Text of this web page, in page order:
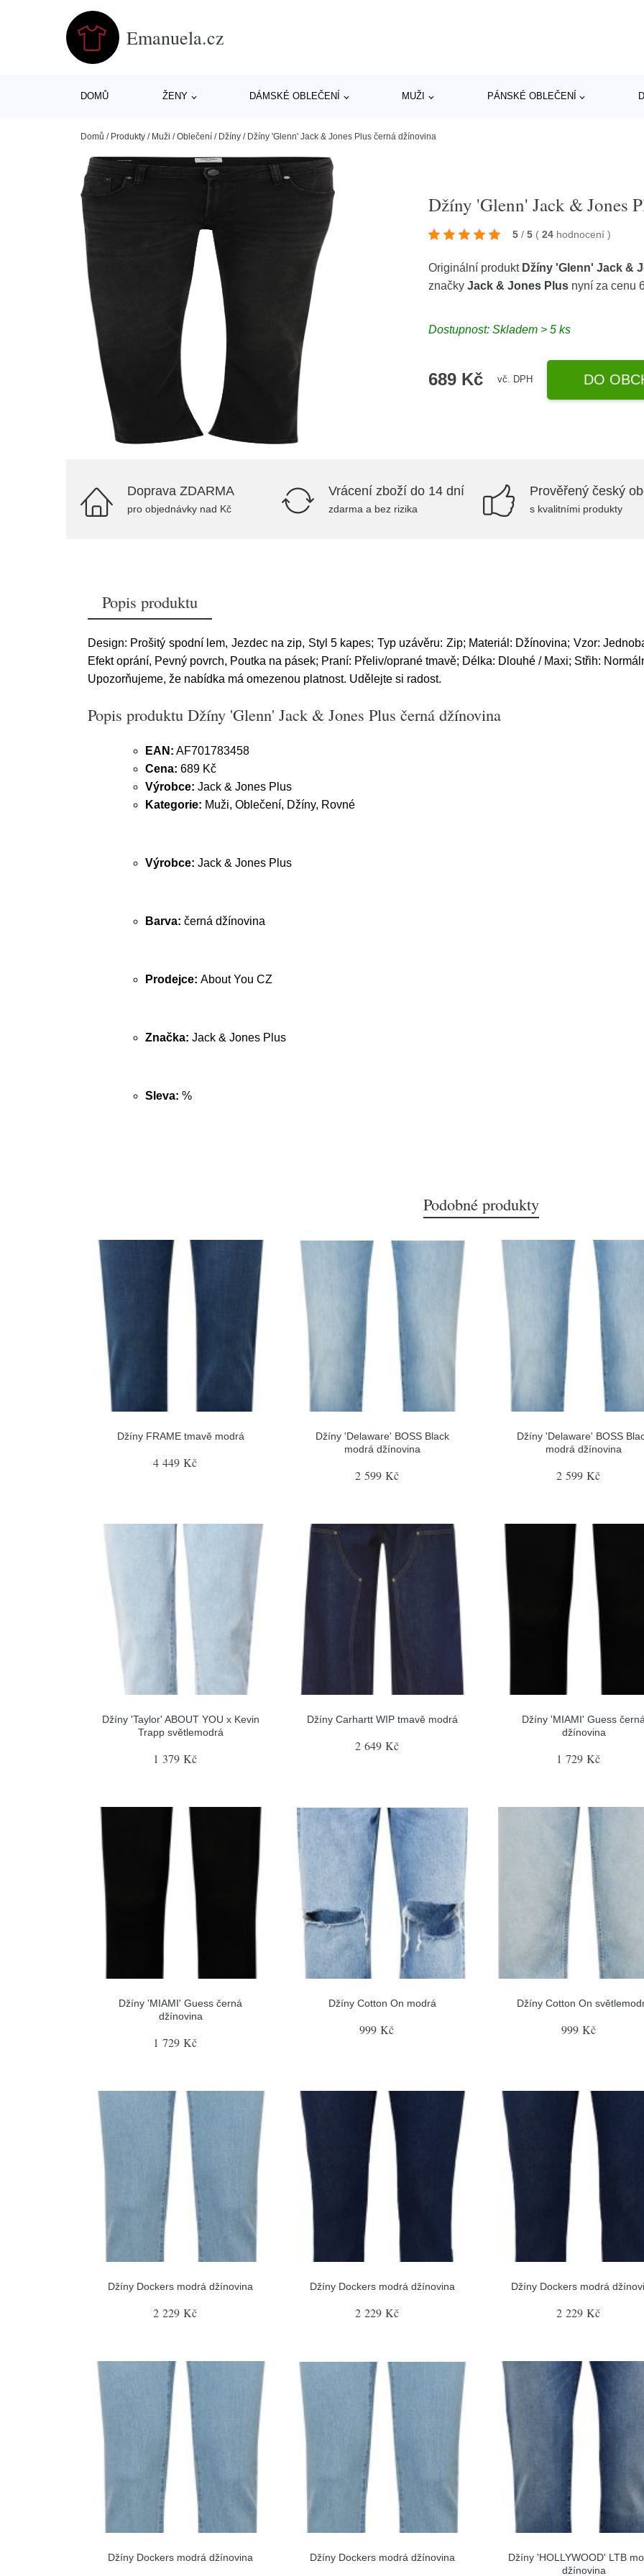
Emanuela.cz
DOMŮ ŽENY DÁMSKÉ OBLEČENÍ MUŽI PÁNSKÉ OBLEČENÍ
Domů / Produkty / Muži /Oblečení / Džíny / Džíny 'Glenn' Jack & Jones Plus černá džínovina
Džíny 'Glenn' Jack & Jones
5 / 5 ( 24 hodnocení)
Originální produkt Džíny 'Glenn' Jack &
značkyJack & Jones Plus nyní za cenu
Dostupnost: Skladem > 5 ks
689 Kč vč. DPH DO
Doprava ZDARMA
pro objednávky nad Kč
Vrácení zboží do 14 dní
zdarma a bez rizika
Prověřený český
s kvalitními produkty
Popis produktu
Design: Prošitý spodní lem, Jezdec na zip, Styl 5 kapes; Typ uzávěru: Zip; Materiál: Džínovina; Vzor:
Efekt oprání, Pevný povrch, Poutka na pásek; Praní: Přeliv/oprané tmavě; Délka: Dlouhé / Maxi; Střih:
Upozorňujeme, že nabídka má omezenou platnost. Udělejte si radost.
Popis produktu Džíny 'Glenn' Jack & Jones Plus černá džínovina
EAN: AF701783458
Cena: 689 Kč
Výrobce: Jack & Jones Plus
Kategorie: Muži, Oblečení, Džíny, Rovné
Výrobce: Jack & Jones Plus
Barva: černá džínovina
Prodejce: About You CZ
Značka: Jack & Jones Plus
Sleva: %
Podobné produkty
Džíny FRAME tmavě modrá
4 449 Kč
Džíny 'Delaware' BOSS Black
modrá džínovina
2 599 Kč
Džíny 'Delaware' BOSS
modrá džínovina
2 599 Kč
Džíny 'Taylor' ABOUT YOU x Kevin
Trapp světlemodrá
1 379 Kč
Džíny Carhartt WIP tmavě modrá
2 649 Kč
Džíny 'MIAMI' Guess
džínovina
1 729 Kč
Džíny 'MIAMI' Guess černá
džínovina
1 729 Kč
Džíny Cotton On modrá
999 Kč
Džíny Cotton On
999 Kč
Džíny Dockers modrá džínovina
2 229 Kč
Džíny Dockers modrá džínovina
2 229 Kč
Džíny Dockers modrá
2 229 Kč
Džíny Dockers modrá džínovina Džíny Dockers modrá džínovina
Džíny 'HOLLYWOOD' LTB
džínovina